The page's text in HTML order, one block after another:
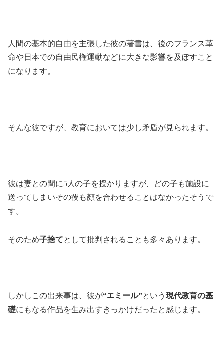
人間の基本的自由を主張した彼の著書は、後のフランス革
命や日本での自由民権運動などに大きな影響を及ぼすこと
になります。
そんな彼ですが、教育においては少し矛盾が見られます。
彼は妻との間に5人の子を授かりますが、どの子も施設に
送ってしまいその後も顔を合わせることはなかったそうで
す。
そのため子捨てとして批判されることも多々あります。
しかしこの出来事は、彼が“エミール”という 現代教育の基
礎にもなる作品を生み出すきっかけだったと感じます。